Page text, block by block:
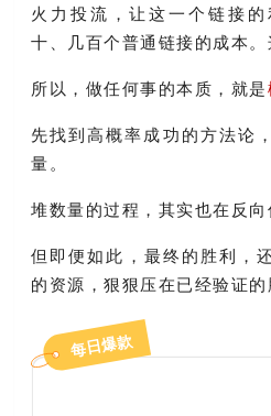
火力投流，让这一个链接
十、几百个普通链接的成本。
所以，做任何事的本质，就是
先找到高概率成功的方法论
量。
堆数量的过程，其实也在反向
但即便如此，最终的胜利，
的资源，狠狠压在已经验证的
每日爆款